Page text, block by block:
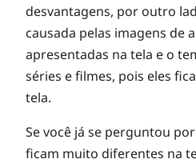
desvantagens, por outro
causada pelas imagens de
apresentadas na tela e o
séries e filmes, pois eles
tela.
Se você já se perguntou
ficam muito diferentes na